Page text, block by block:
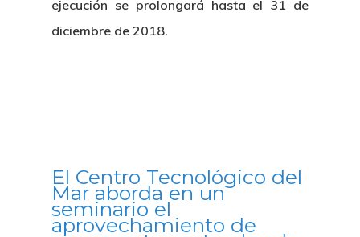
ejecución se prolongará hasta el 31 de
diciembre de 2018.
El Centro Tecnológico del
Mar aborda en un
seminario el
aprovechamiento de